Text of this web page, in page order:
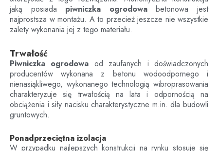
jaką posiada piwniczka ogrodowabetonowa jest
najprostsza w montażu. A to przecież jeszcze nie wszystkie
zalety wykonania jej z tego materiału.
Trwałość
Piwniczka ogrodowa od zaufanych i doświadczonych
producentów wykonana z betonu wodoodpornego i
nienasiąkliwego, wykonanego technologią wibroprasowania
charakteryzuje się trwałością na lata i odpornością na
obciążenia i siły nacisku charakterystyczne m.in. dla budowli
gruntowych.
Ponadprzeciętna izolacja
W przypadku najlepszych konstrukcji na rynku stosuje się